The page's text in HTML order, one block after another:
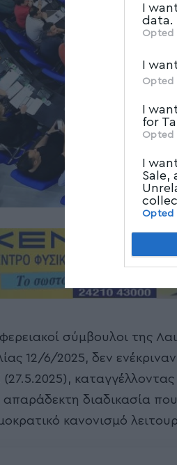
I
data.
Opted
I
Opted
I
for
Opted
I
Sale,
Opted
σύμβουλοι της
12/6/2025, δεν
απαράδεκτη διαδικασία
κανονισμό